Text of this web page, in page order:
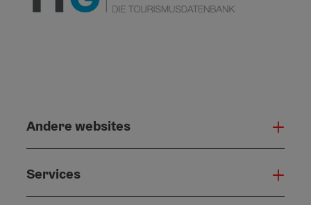
Andere websites
Services